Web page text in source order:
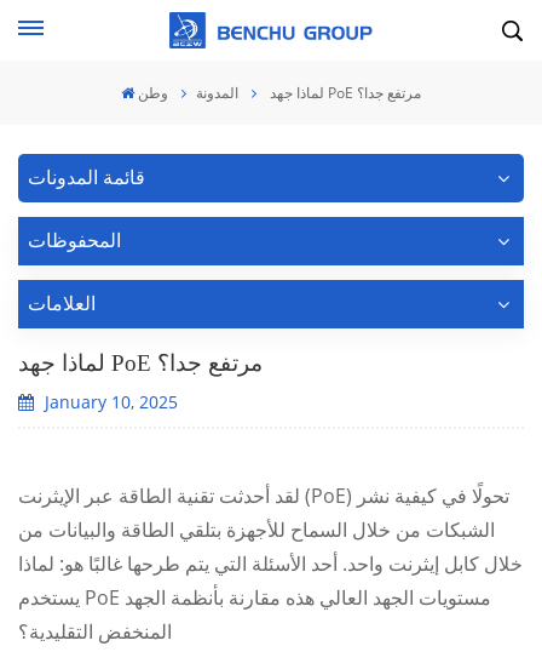
وطن المدونة لماذا جهد PoE مرتفع جدا؟
قائمة المدونات
المحفوظات
العلامات
لماذا جهد PoE مرتفع جدا؟
January 10, 2025
لقد أحدثت تقنية الطاقة عبر الإيثرنت (PoE) تحولًا في كيفية نشر
الشبكات من خلال السماح للأجهزة بتلقي الطاقة والبيانات من
خلال كابل إيثرنت واحد. أحد الأسئلة التي يتم طرحها غالبًا هو: لماذا
يستخدم PoE مستويات الجهد العالي هذه مقارنة بأنظمة الجهد
المنخفض التقليدية؟